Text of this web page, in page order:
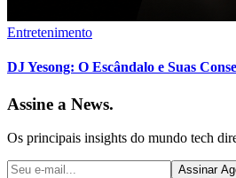
Entretenimento
DJ Yesong: O Escândalo e Suas
Assine a News.
Os principais insights do mundo tech
Assinar